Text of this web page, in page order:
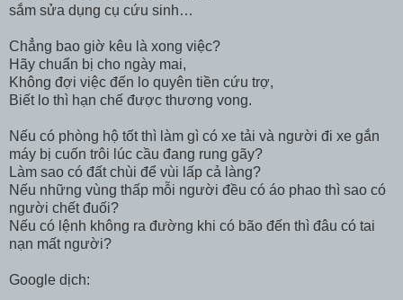
sắm sửa dụng cụ cứu sinh…
Chẳng bao giờ kêu là xong việc?
Hãy chuẩn bị cho ngày mai,
Không đợi việc đến lo quyên tiền cứu trợ,
Biết lo thì hạn chế được thương vong.
Nếu có phòng hộ tốt thì làm gì có xe tải và người đi xe gắn
máy bị cuốn trôi lúc cầu đang rung gãy?
Làm sao có đất chùi để vùi lấp cả làng?
Nếu những vùng thấp mỗi người đều có áo phao thì sao có
người chết đuối?
Nếu có lệnh không ra đường khi có bão đến thì đâu có tai
nạn mất người?
Google dịch: